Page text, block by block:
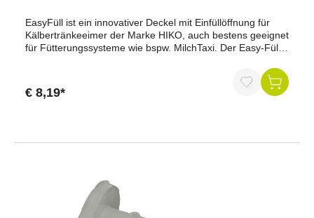
EasyFüll ist ein innovativer Deckel mit Einfüllöffnung für
Kälbertränkeeimer der Marke HIKO, auch bestens geeignet
für Fütterungssysteme wie bspw. MilchTaxi. Der Easy-Füll
Einfüllen der Milch in den Eimer, ohne den Eimer öffnen zu
€ 8,19*